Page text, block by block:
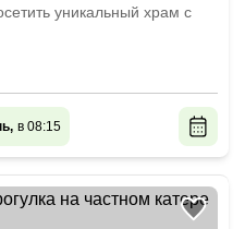
уникальный храм с
в 08:15